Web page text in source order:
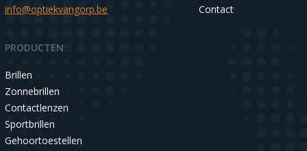
info@optiekvangorp.be
Contact
PRODUCTEN
Brillen
Zonnebrillen
Contactlenzen
Sportbrillen
Gehoortoestellen